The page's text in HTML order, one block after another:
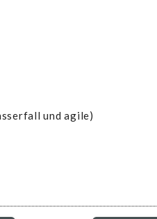
und agile)